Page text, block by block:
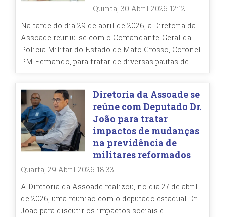
Quinta, 30 Abril 2026 12:12
Na tarde do dia 29 de abril de 2026, a Diretoria da
Assoade reuniu-se com o Comandante-Geral da
Polícia Militar do Estado de Mato Grosso, Coronel
PM Fernando, para tratar de diversas pautas de...
Diretoria da Assoade se
reúne com Deputado Dr.
João para tratar
impactos de mudanças
na previdência de
militares reformados
Quarta, 29 Abril 2026 18:33
A Diretoria da Assoade realizou, no dia 27 de abril
de 2026, uma reunião com o deputado estadual Dr.
João para discutir os impactos sociais e